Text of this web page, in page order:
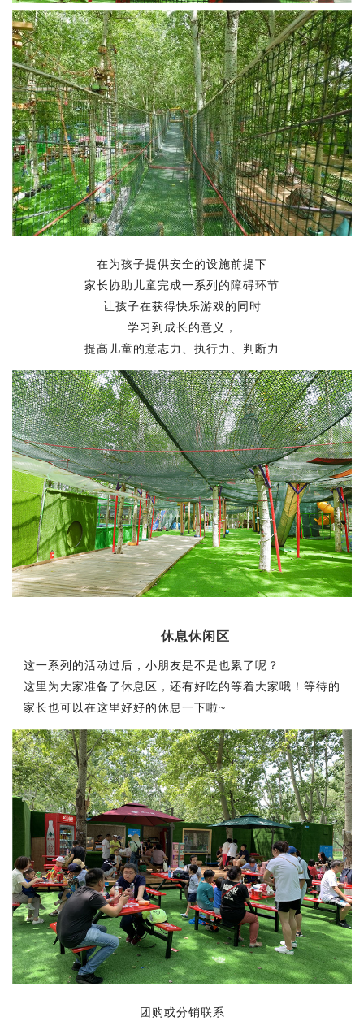
在为孩子提供安全的设施前提下
家长协助儿童完成一系列的障碍环节
让孩子在获得快乐游戏的同时
学习到成长的意义，
提高儿童的意志力、执行力、判断力
休息休闲区
这一系列的活动过后，小朋友是不是也累了呢？
这里为大家准备了休息区，还有好吃的等着大家哦！等待的
家长也可以在这里好好的休息一下啦~
团购或分销联系